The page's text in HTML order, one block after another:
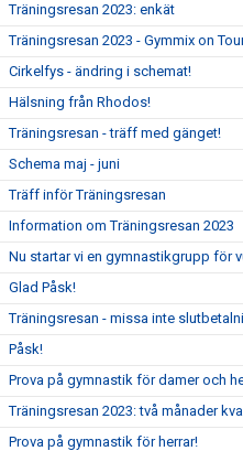
Träningsresan 2023: enkät
Träningsresan 2023 - Gymmix on
Cirkelfys - ändring i schemat!
Hälsning från Rhodos!
Träningsresan - träff med gänget!
Schema maj - juni
Träff inför Träningsresan
Information om Träningsresan 2023
Nu startar vi en gymnastikgrupp för
Glad Påsk!
Träningsresan - missa inte
Påsk!
Prova på gymnastik för damer och
Träningsresan 2023: två månader
Prova på gymnastik för herrar!